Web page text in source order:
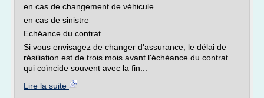
en cas de changement de véhicule
en cas de sinistre
Echéance du contrat
Si vous envisagez de changer d'assurance, le délai de
résiliation est de trois mois avant l'échéance du contrat
qui coïncide souvent avec la fin...
Lire la suite